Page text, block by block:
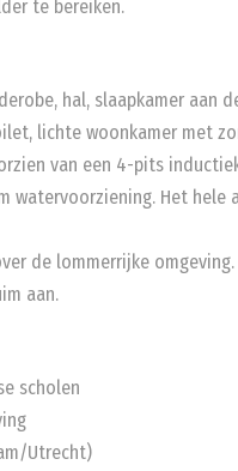
te bereiken.
hal, slaapkamer aan
lichte woonkamer met
van een 4-pits
watervoorziening. Het hele
de lommerrijke
aan.
scholen
Utrecht)